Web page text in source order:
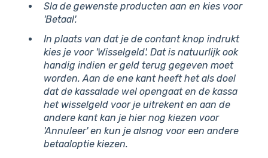
Sla de gewenste producten aan en kies voor
'Betaal'.
In plaats van dat je de contant knop indrukt
kies je voor 'Wisselgeld'. Dat is natuurlijk ook
handig indien er geld terug gegeven moet
worden. Aan de ene kant heeft het als doel
dat de kassalade wel opengaat en de kassa
het wisselgeld voor je uitrekent en aan de
andere kant kan je hier nog kiezen voor
'Annuleer' en kun je alsnog voor een andere
betaaloptie kiezen.